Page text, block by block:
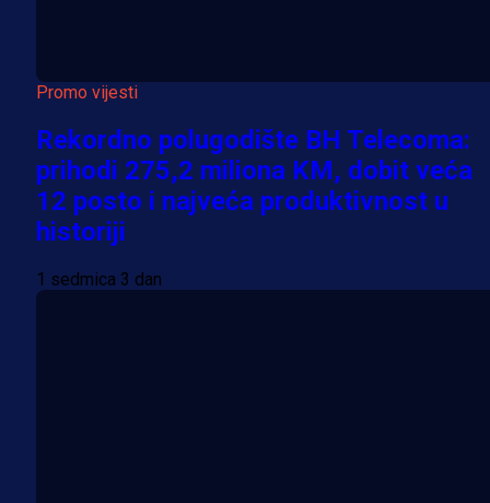
Promo vijesti
Rekordno polugodište BH Telecoma:
prihodi 275,2 miliona KM, dobit veća
12 posto i najveća produktivnost u
historiji
1 sedmica 3 dan